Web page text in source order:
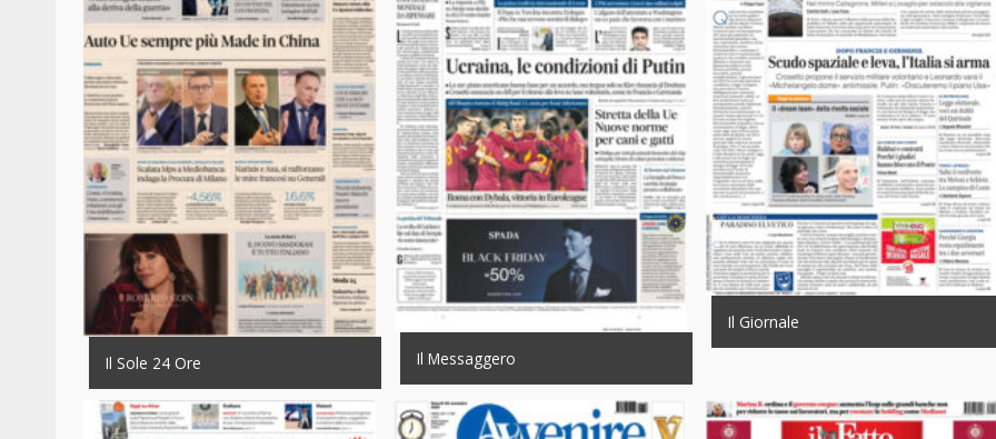
Il Sole 24 Ore Il Messaggero
Il Giornale